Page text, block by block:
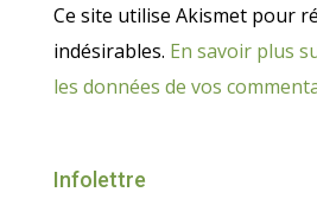
Ce site utilise Akismet pour
indésirables. En savoir plus
les données de vos
Infolettre